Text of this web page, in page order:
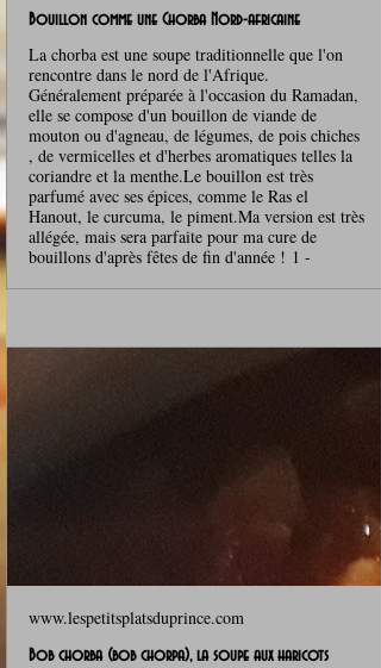
Bouillon comme une Chorba Nord-africaine
La chorba est une soupe traditionnelle que l'on
rencontre dans le nord de l'Afrique.
Généralement préparée à l'occasion du Ramadan,
elle se compose d'un bouillon de viande de
mouton ou d'agneau, de légumes, de pois chiches
, de vermicelles et d'herbes aromatiques telles la
coriandre et la menthe.Le bouillon est très
parfumé avec ses épices, comme le Ras el
Hanout, le curcuma, le piment.Ma version est très
allégée, mais sera parfaite pour ma cure de
bouillons d'après fêtes de fin d'année ! 1 -
www.lespetitsplatsduprince.com
Bob chorba (bob chorpa), la soupe aux haricots